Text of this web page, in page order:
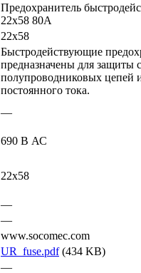
Предохранитель
22x58 80А
22x58
Быстродействующие
предназначены для защиты
полупроводниковых цепей
постоянного тока.
—
690 В АС
22х58
—
—
www.socomec.com
UR_fuse.pdf(434 KB)
—